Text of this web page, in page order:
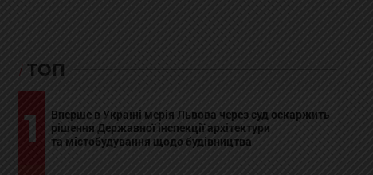
ТОП
1
Вперше в Україні мерія Львова через суд оскаржить
рішення Державної інспекції архітектури
та містобудування щодо будівництва